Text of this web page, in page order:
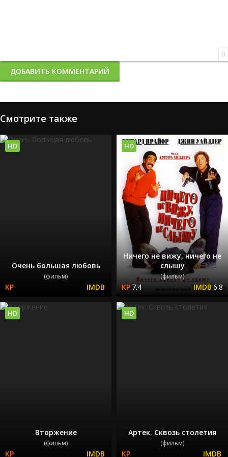
0
ДОБАВИТЬ КОММЕНТАРИЙ
Смотрите также
Очень большая любовь
(фильм)
HD
Ничего не вижу, ничего не
слышу
(фильм)
7.4 6.8
HD
Вторжение
(фильм)
HD
Артек. Сквозь столетия
(фильм)
HD